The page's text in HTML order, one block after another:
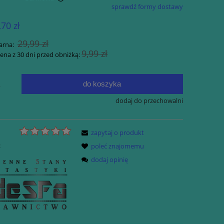
Nasza Fantastyka - nr 01/01/2025
- Edycja Ekonomiczna (Salony
Prasowe). Okładka SOFT COVER
sprawdź formy dostawy
zł
29,99 zł
z 30 dni przed obniżką:9,99 zł
do koszyka
dodaj do przechowalni
zapytaj o produkt
poleć znajomemu
dodaj opinię